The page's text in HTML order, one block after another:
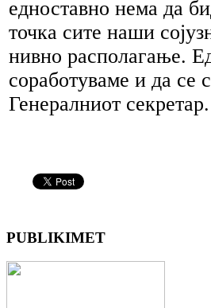
едноставно нема да
точка сите наши
нивно располагање.
соработуваме и да се
Генералниот секретар.
PUBLIKIMET